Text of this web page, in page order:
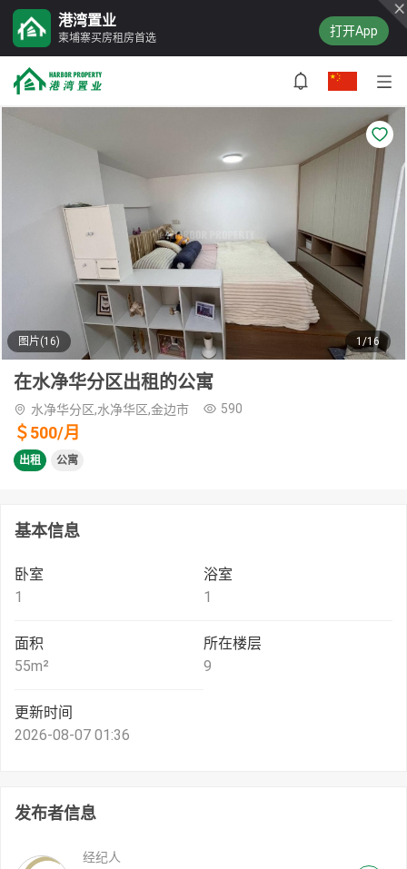
港湾置业
柬埔寨买房租房首选 打开App
图片(16) 1/16
在水净华分区出租的公寓
水净华分区,水净华区,金边市 590
＄500/月
出租 公寓
基本信息
卧室
1
浴室
1
面积
55m²
所在楼层
9
更新时间
2026-08-07 01:36
发布者信息
经纪人